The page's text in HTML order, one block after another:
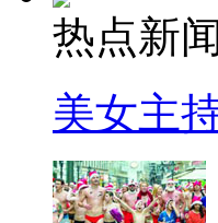
热点新闻
美女主